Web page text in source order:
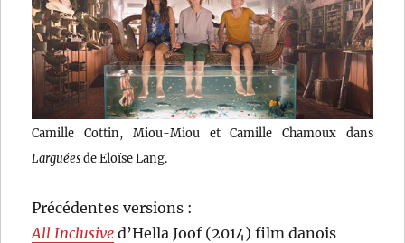
Camille Cottin, Miou-Miou et Camille Chamoux dans
Larguéesde Eloïse Lang.
Précédentes versions :
All Inclusive d’Hella Joof (2014) film danois